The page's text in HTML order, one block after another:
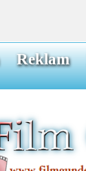
Reklam